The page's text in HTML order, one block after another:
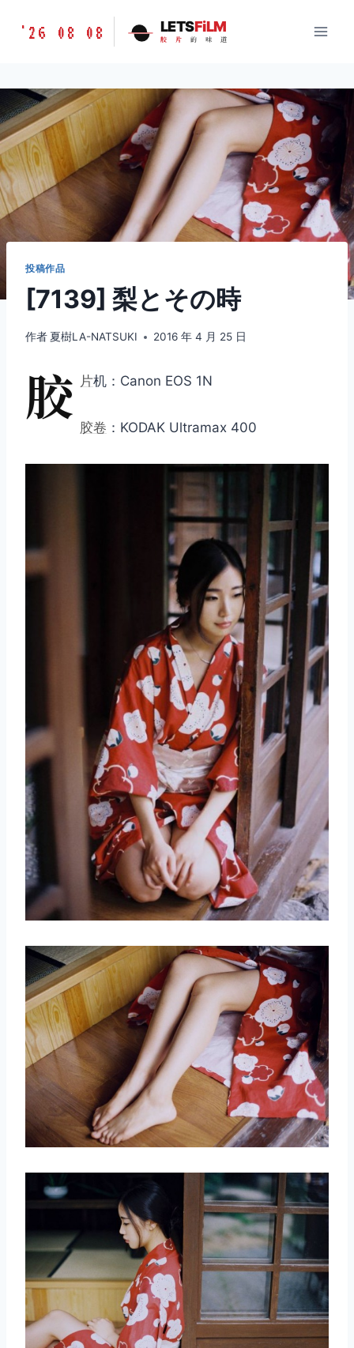
胶
味
道
LETSFILM
'26 08 08 LETSFiLM
胶 片 的 味 道
投稿作品
[7139] 梨とその時
作者 夏樹LA-NATSUKI 2016 年 4 月 25 日
胶 片机：Canon EOS 1N
胶卷 ：KODAK Ultramax 400